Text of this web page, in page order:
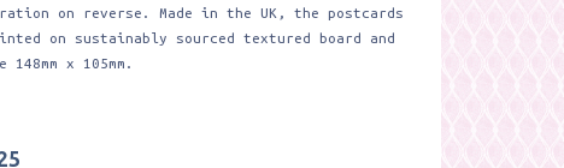
on reverse. Made in the UK, the postcards
on sustainably sourced textured board and
148mm x 105mm.